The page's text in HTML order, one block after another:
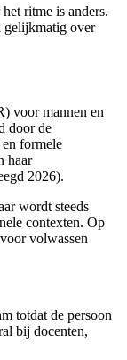
ritme is anders.
gelijkmatig over
voor mannen en
door de
formele
haar
2026).
wordt steeds
contexten. Op
volwassen
totdat de persoon
bij docenten,